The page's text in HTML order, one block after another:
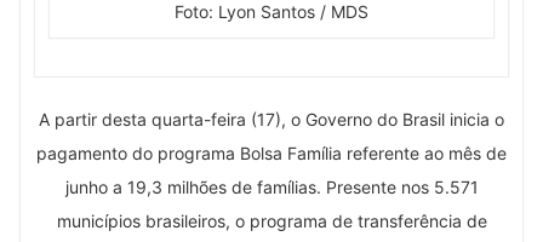
Foto: Lyon Santos / MDS
A partir desta quarta-feira (17), o Governo do Brasil inicia o
pagamento do programa Bolsa Família referente ao mês de
junho a 19,3 milhões de famílias. Presente nos 5.571
municípios brasileiros, o programa de transferência de